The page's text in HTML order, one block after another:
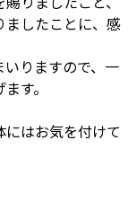
ましたことに、感
りますので、一
す。
はお気を付けて